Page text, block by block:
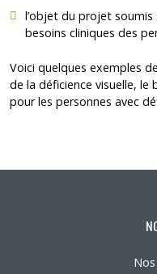
l’objet du projet
besoins cliniques des
Voici quelques exemples
de la déficience visuelle, le
pour les personnes avec